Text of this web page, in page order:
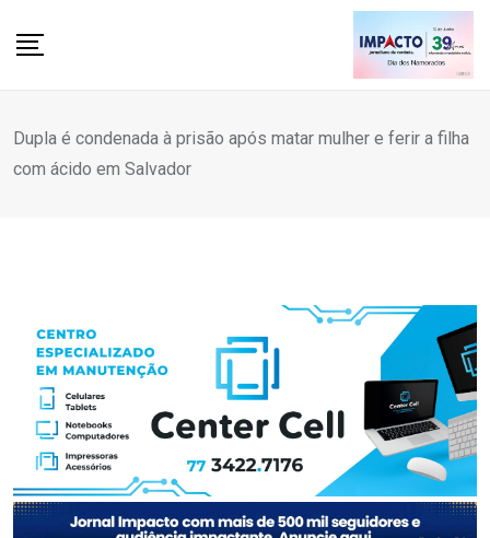
Dupla é condenada à prisão após matar mulher e ferir a filha
com ácido em Salvador